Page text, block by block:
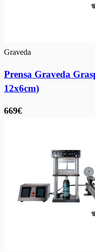
Graveda
Prensa Graveda
12x6cm)
669€